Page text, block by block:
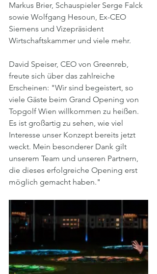
Markus Brier, Schauspieler Serge Falck
sowie Wolfgang Hesoun, Ex-CEO
Siemens und Vizepräsident
Wirtschaftskammer und viele mehr.
David Speiser, CEO von Greenreb,
freute sich über das zahlreiche
Erscheinen: "Wir sind begeistert, so
viele Gäste beim Grand Opening von
Topgolf Wien willkommen zu heißen.
Es ist großartig zu sehen, wie viel
Interesse unser Konzept bereits jetzt
weckt. Mein besonderer Dank gilt
unserem Team und unseren Partnern,
die dieses erfolgreiche Opening erst
möglich gemacht haben."